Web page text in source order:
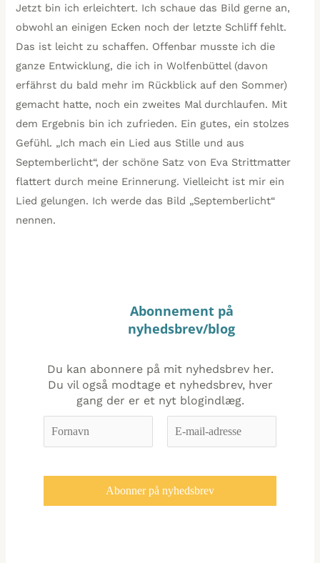
Jetzt bin ich erleichtert. Ich schaue das Bild gerne an,
obwohl an einigen Ecken noch der letzte Schliff fehlt.
Das ist leicht zu schaffen. Offenbar musste ich die
ganze Entwicklung, die ich in Wolfenbüttel (davon
erfährst du bald mehr im Rückblick auf den Sommer)
gemacht hatte, noch ein zweites Mal durchlaufen. Mit
dem Ergebnis bin ich zufrieden. Ein gutes, ein stolzes
Gefühl. „Ich mach ein Lied aus Stille und aus
Septemberlicht“, der schöne Satz von Eva Strittmatter
flattert durch meine Erinnerung. Vielleicht ist mir ein
Lied gelungen. Ich werde das Bild „Septemberlicht“
nennen.
Abonnement på
nyhedsbrev/blog
Du kan abonnere på mit nyhedsbrev her.
Du vil også modtage et nyhedsbrev, hver
gang der er et nyt blogindlæg.
Mail-
Adresse